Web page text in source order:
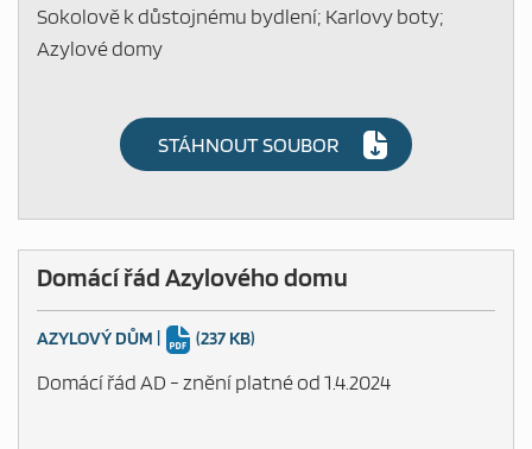
MAPA WEBU
Sokolově k důstojnému bydlení; Karlovy boty;
Azylové domy
STÁHNOUT SOUBOR
Domácí řád Azylového domu
AZYLOVÝ DŮM | (237 KB)
Domácí řád AD - znění platné od 1.4.2024